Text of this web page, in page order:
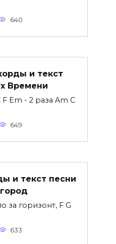
640
и текст
Времени
Em - 2 раза Am C
649
и текст песни
за горизонт, F G
633